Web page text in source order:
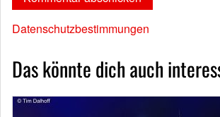
Datenschutzbestimmungen
Das könnte dich auch